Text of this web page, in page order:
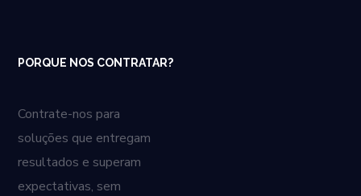
PORQUE NOS CONTRATAR?
Contrate-nos para
soluções que entregam
resultados e superam
expectativas, sem